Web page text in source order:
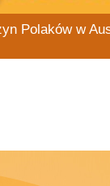
Polaków w